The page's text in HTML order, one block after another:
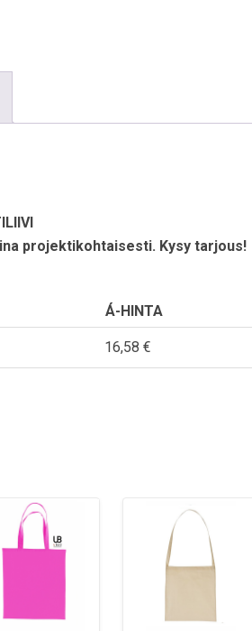
projektikohtaisesti. Kysy tarjous!
Á-HINTA
16,58 €